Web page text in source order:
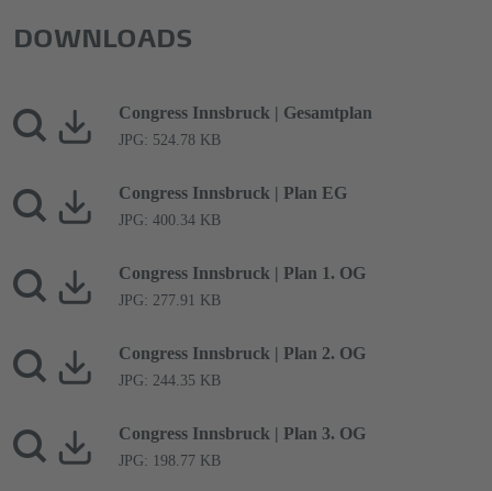
DOWNLOADS
Congress Innsbruck | Gesamtplan
JPG: 524.78 KB
Congress Innsbruck | Plan EG
JPG: 400.34 KB
Congress Innsbruck | Plan 1. OG
JPG: 277.91 KB
Congress Innsbruck | Plan 2. OG
JPG: 244.35 KB
Congress Innsbruck | Plan 3. OG
JPG: 198.77 KB